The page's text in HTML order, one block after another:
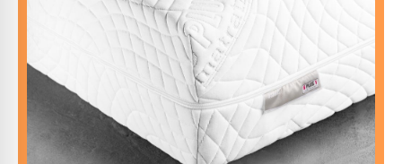
MASTER
20 cm Gesamthöhe
Der schwere, hautfreundliche Bezug schafft eine
allergikerfreundliche Schlafumgebung.
Wähle je nach Stimmung mit der Dual-Option die festere
oder weichere Seite.